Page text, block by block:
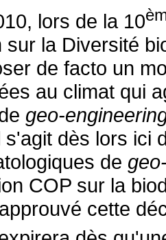
lors de la 10
sur la Diversité
de facto un
au climat qui
geo-
s'agit dès lors ici
de
COP sur la
cette